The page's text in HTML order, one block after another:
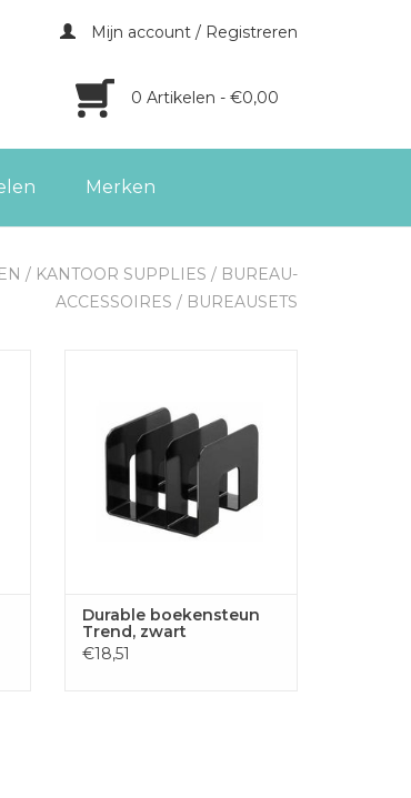
Mijn account / Registreren
0 Artikelen - €0,00
Merken
/ KANTOOR SUPPLIES / BUREAU-
ACCESSOIRES / BUREAUSETS
WINKELWAGEN
Durable boekensteun
Trend, zwart
€18,51